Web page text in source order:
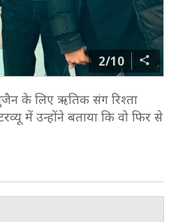
2/10
के लिए ऋतिक संग रिश्ता
में उन्होंने बताया कि वो फिर से